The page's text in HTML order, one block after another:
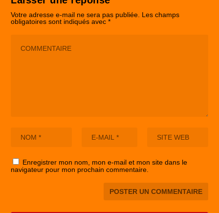
Votre adresse e-mail ne sera pas publiée. Les champs
obligatoires sont indiqués avec*
Enregistrer mon nom, mon e-mail et mon site dans le
navigateur pour mon prochain commentaire.